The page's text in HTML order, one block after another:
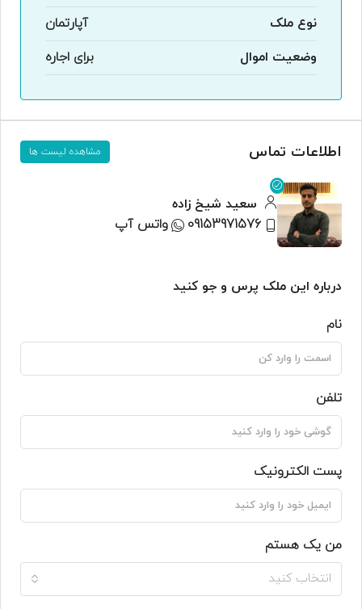
نوع ملک
آپارتمان
وضعیت اموال
برای اجاره
اطلاعات تماس مشاهده لیست ها
سعید شیخ زاده
09153971576
واتس آپ
درباره این ملک پرس و جو کنید
نام
تلفن
پست الکترونیک
من یک هستم
انتخاب کنید